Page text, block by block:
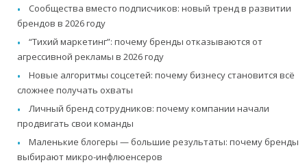
Сообщества вместо подписчиков: новый тренд в развитии
брендов в 2026 году
“Тихий маркетинг”: почему бренды отказываются от
агрессивной рекламы в 2026 году
Новые алгоритмы соцсетей: почему бизнесу становится всё
сложнее получать охваты
Личный бренд сотрудников: почему компании начали
продвигать свои команды
Маленькие блогеры — большие результаты: почему бренды
выбирают микро-инфлюенсеров